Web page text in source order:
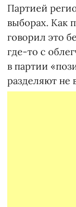
Партией
выборах. Как
говорил это
где-то с
в партии
разделяют не